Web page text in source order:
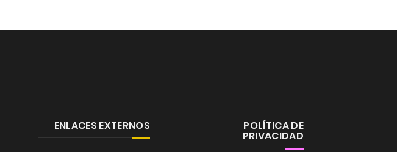
ENLACES EXTERNOS POLÍTICA DE
PRIVACIDAD